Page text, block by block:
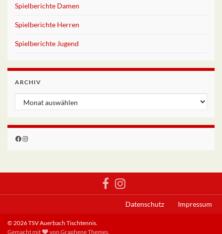
Spielberichte Damen
Spielberichte Herren
Spielberichte Jugend
ARCHIV
Archiv
Facebook
Instagram
Datenschutz Impressum
© 2026 TSV Auerbach Tischtennis.
Gemacht mit
vonGraphene Themes.